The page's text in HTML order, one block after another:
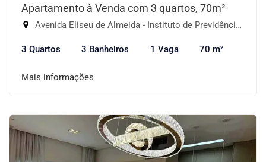
Apartamento à Venda com 3 quartos, 70m²
Avenida Eliseu de Almeida - Instituto de Previdência, São Paulo-SP
3 Quartos 3 Banheiros 1 Vaga 70 m²
Mais informações